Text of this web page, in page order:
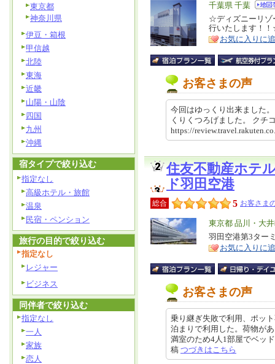
エ
リ
ア
千葉県 千葉
特
徴
☆ディズニーリゾ
行いたします！
お気に入りに
お客さまの声
今回はゆっくり出来ました
くりくつろげました。 ク
https://
住友不動産ホテ
ド羽田空港
総合 5 お客さま
エ
リ
ア
東京都 品川・大
特
徴
羽田空港第3ター
お気に入りに
お客さまの声
乗り継ぎ失敗で利用、ポッ
泊まりで利用した。荷物が
満室のため4人1部屋でベッ
稿 つづきはこちら
東京都
神奈川県
伊豆・箱根
甲信越
北陸
東海
近畿
山陽・山陰
四国
九州
沖縄
宿タイプで絞り込む
指定なし
高級ホテル・旅館
温泉
民宿・ペンション
旅行の目的で絞り込む
指定なし
レジャー
ビジネス
同伴者で絞り込む
指定なし
一人
家族
恋人